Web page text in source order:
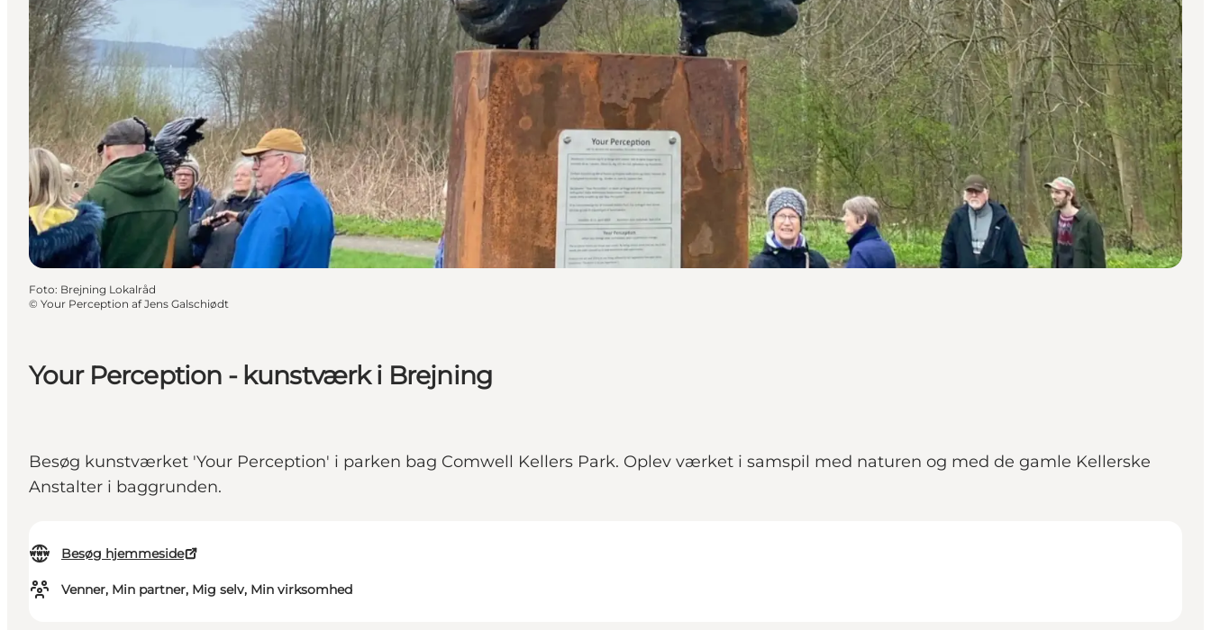
Your Perception - kunstværk i Brejning
Besøg kunstværket 'Your Perception' i parken bag Comwell Kellers Park. Oplev værket i samspil med naturen og med de gamle Kellerske
Anstalter i baggrunden.
Besøg hjemmeside
Venner, Min partner, Mig selv, Min virksomhed
Foto: Brejning Lokalråd
© Your Perception af Jens Galschiødt